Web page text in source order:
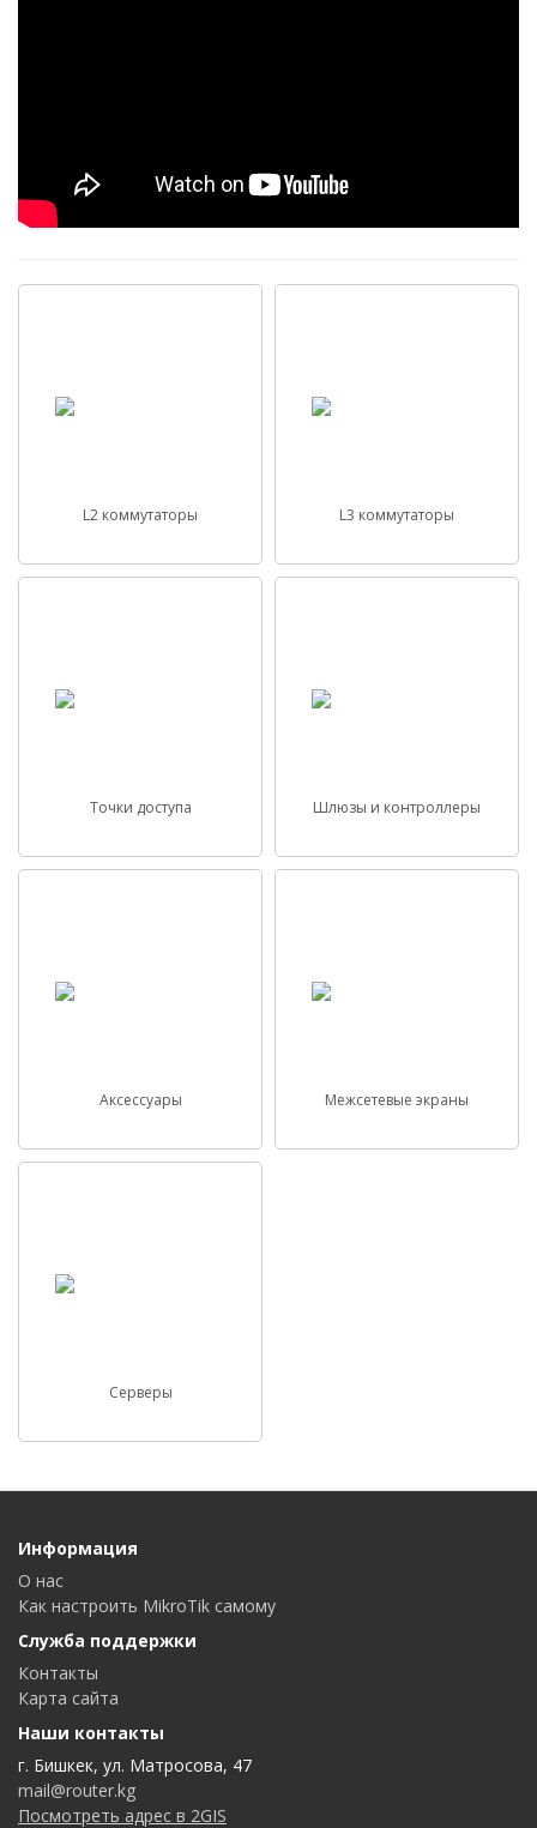
L2 коммутаторы L3 коммутаторы
Точки доступа Шлюзы и контроллеры
Аксессуары Межсетевые экраны
Серверы
Информация
О нас
Как настроить MikroTik самому
Служба поддержки
Контакты
Карта сайта
Наши контакты
г. Бишкек, ул. Матросова, 47
mail@router.kg
Посмотреть адрес в 2GIS